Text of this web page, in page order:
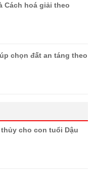
Cách hoá giải theo
chọn đất an táng theo
cho con tuổi Dậu